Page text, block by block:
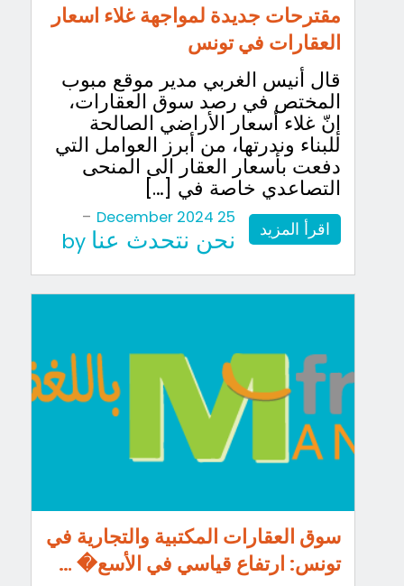
مقترحات جديدة لمواجهة غلاء اسعار
العقارات في تونس
قال أنيس الغربي مدير موقع مبوب
المختص في رصد سوق العقارات،
إنّ غلاء أسعار الأراضي الصالحة
للبناء وندرتها، من أبرز العوامل التي
دفعت بأسعار العقار الى المنحى
التصاعدي خاصة في […]
اقرأ المزيد
25 December 2024
-
نحن نتحدث عنا by
سوق العقارات المكتبية والتجارية في
تونس: ارتفاع قياسي في الأسع� …